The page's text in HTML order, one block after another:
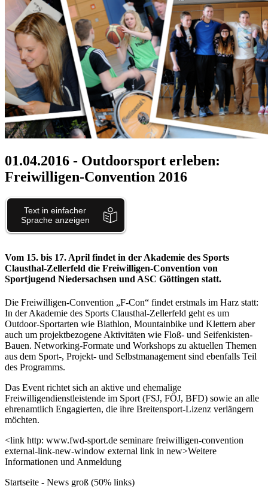
01.04.2016 - Outdoorsport erleben:
Freiwilligen-Convention 2016
Vom 15. bis 17. April findet in der Akademie des Sports
Clausthal-Zellerfeld die Freiwilligen-Convention von
Sportjugend Niedersachsen und ASC Göttingen statt.
Die Freiwilligen-Convention „F-Con“ findet erstmals im Harz statt:
In der Akademie des Sports Clausthal-Zellerfeld geht es um
Outdoor-Sportarten wie Biathlon, Mountainbike und Klettern aber
auch um projektbezogene Aktivitäten wie Floß- und Seifenkisten-
Bauen. Networking-Formate und Workshops zu aktuellen Themen
aus dem Sport-, Projekt- und Selbstmanagement sind ebenfalls Teil
des Programms.
Das Event richtet sich an aktive und ehemalige
Freiwilligendienstleistende im Sport (FSJ, FÖJ, BFD) sowie an alle
ehrenamtlich Engagierten, die ihre Breitensport-Lizenz verlängern
möchten.
<link http: www.fwd-sport.de seminare freiwilligen-convention
external-link-new-window external link in new>Weitere
Informationen und Anmeldung
Startseite - News groß (50% links)